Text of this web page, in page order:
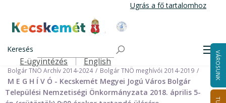
tartalomra
Ugrás a fő tartalomhoz
Kecskemét Város Honlapja
Keresés
Felső navigáció
E-ügyintézés English VÁROSUNK
Önkormányzat
Nemzetiségi Önkormányzatok
Bolgár Települési Nemzetiségi Önkormányzat
Bolgár TNÖ Archív 2014-2024
Bolgár TNÖ meghívói 2014-2019
M E G H Í V Ó - Kecskemét Megyei Jogú Város Bolgár
Települési Nemzetiségi Önkormányzata 2018. április 5-